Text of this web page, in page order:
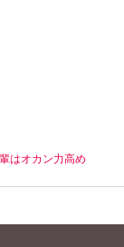
はオカン力高め